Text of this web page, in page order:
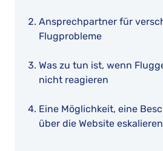
Ansprechpartner für
Flugprobleme
Was zu tun ist, wenn
nicht reagieren
Eine Möglichkeit, eine
über die Website